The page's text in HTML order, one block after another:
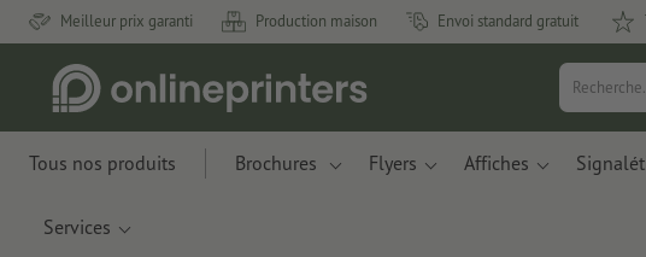
Meilleur prix garanti Production maison Envoi standard gratuit
Tous nos produits Brochures Flyers Affiches
Services